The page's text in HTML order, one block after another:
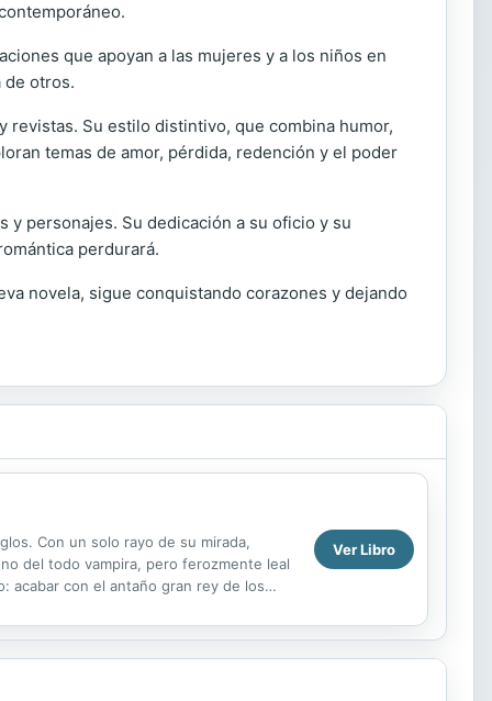
que apoyan a las mujeres y a los niños en
de otros.
revistas. Su estilo distintivo, que combina humor,
temas de amor, pérdida, redención y el poder
personajes. Su dedicación a su oficio y su
perdurará.
novela, sigue conquistando corazones y dejando
Con un solo rayo de su mirada,
del todo vampira, pero ferozmente leal
acabar con el antaño gran rey de los
Ver Libro